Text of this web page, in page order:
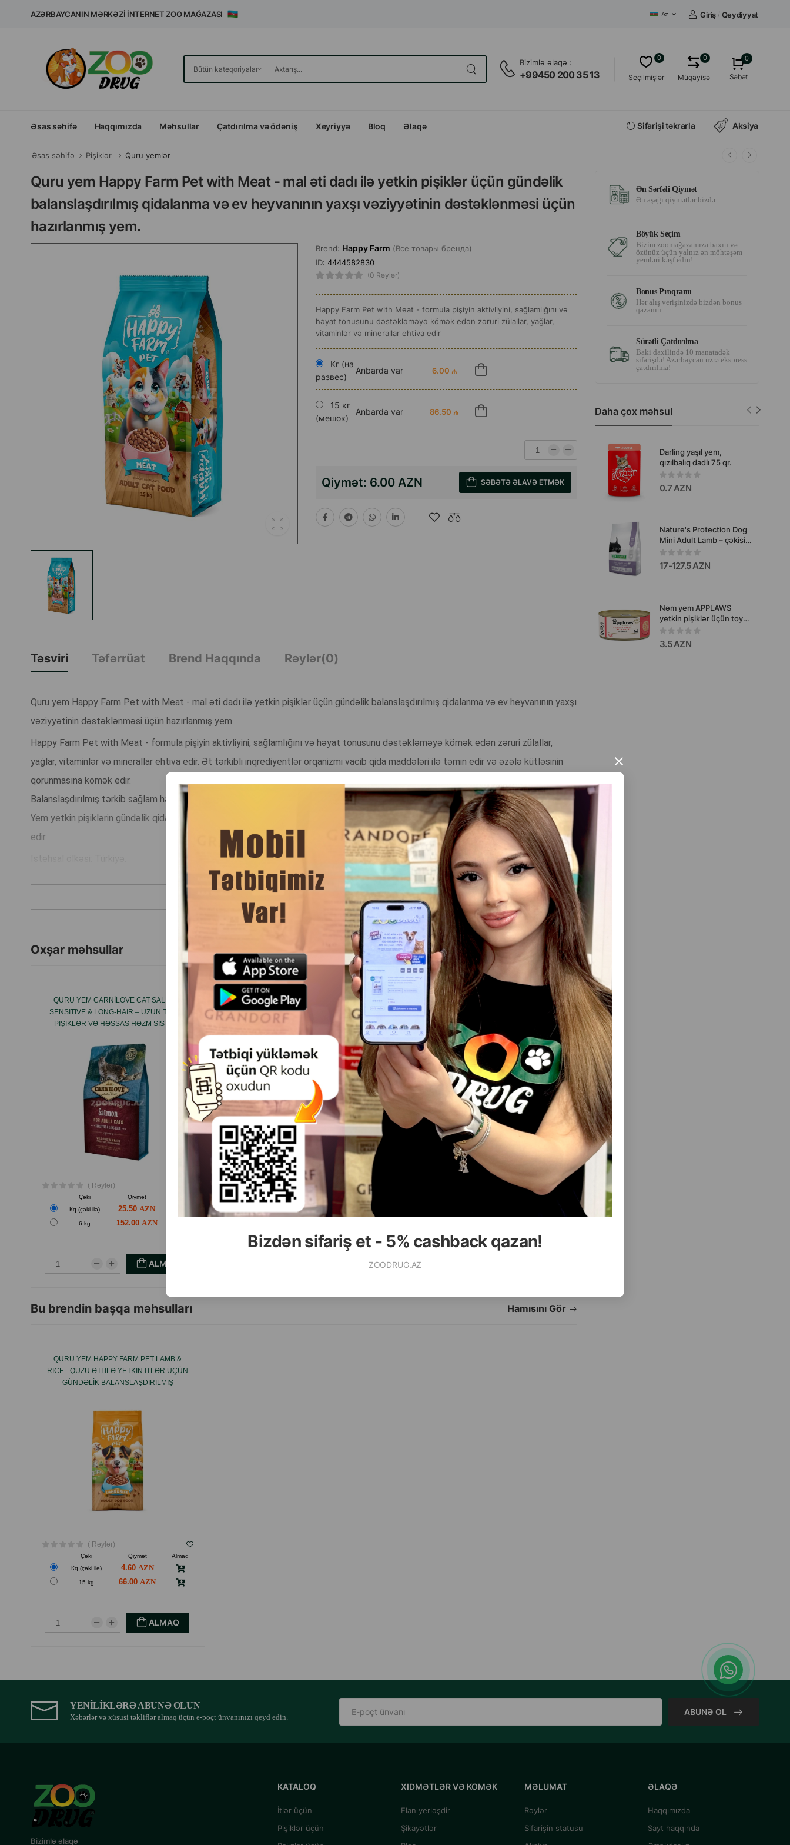
Bizdən sifariş et - 5% cashback qazan!
ZOODRUG.AZ
×
AZƏRBAYCANIN MƏRKƏZI İNTERNET ZOO MAĞAZASI Az Giriş / Qeydiyyat
Bizimlə əlaqə :
+99450 200 35 13 Seçilmişlər
0
Müqayisə
0 0
Səbət
Əsas səhifə Haqqımızda Məhsullar Çatdırılma və ödəniş Xeyriyyə Bloq Əlaqə Sifarişi təkrarla Aksiya
Əsas səhifə Pişiklər Quru yemlər
Quru yem Happy Farm Pet with Meat - mal əti dadı ilə yetkin pişiklər üçün gündəlik
balanslaşdırılmış qidalanma və ev heyvanının yaxşı vəziyyətinin dəstəklənməsi üçün
hazırlanmış yem.
Brend: Happy Farm (Все товары бренда)
ID: 4444582830
(0 Rəylər)
Happy Farm Pet with Meat - formula pişiyin aktivliyini, sağlamlığını və
həyat tonusunu dəstəkləməyə kömək edən zəruri zülallar, yağlar,
vitaminlər və minerallar ehtiva edir
Кг (на
развес)
Anbarda var 6.00 ₼
15 кг
(мешок)
Anbarda var 86.50 ₼
Qiymət: 6.00 AZN SƏBƏTƏ ƏLAVƏ ETMƏK
Təsviri Təfərrüat Brend Haqqında Rəylər(0)
Quru yem Happy Farm Pet with Meat - mal əti dadı ilə yetkin pişiklər üçün gündəlik balanslaşdırılmış qidalanma və ev heyvanının yaxşı
vəziyyətinin dəstəklənməsi üçün hazırlanmış yem.
Happy Farm Pet with Meat - formula pişiyin aktivliyini, sağlamlığını və həyat tonusunu dəstəkləməyə kömək edən zəruri zülallar,
yağlar, vitaminlər və minerallar ehtiva edir. Ət tərkibli inqrediyentlər orqanizmi vacib qida maddələri ilə təmin edir və əzələ kütləsinin
qorunmasına kömək edir.
Balanslaşdırılmış tərkib sağlam həzmi, güclü immuniteti, həmçinin dərinin və tüklərin yaxşı vəziyyətini dəstəkləməyə kömək edir.
Yem yetkin pişiklərin gündəlik qidalanması üçün uyğundur və onların aktivliyinin, eləcə də əla ümumi vəziyyətinin qorunmasına kömək
edir.
Oxşar məhsullar Hamısını Gör
QURU YEM CARNILOVE CAT SALMON
SENSITIVE & LONG-HAIR – UZUN TÜKLÜ
PIŞIKLƏR VƏ HƏSSAS HƏZM SISTEMI
TAXILSIZ QIZILBALIQLI YEM.
( Rəylər)
Çəki Qiymət
Кq (çəki ilə)
25.50
6 kg 152.00
ALMAQ
HAPPY CAT CULINARY ADULT WEIDE
LAMM – FERMADA YETIŞDIRILƏN QUZU
ƏTINDƏN HAZIRLANMIŞ BÖYÜK PIŞIKLƏR
ÜÇÜN QURU YEM
( Rəylər)
Çəki Qiymət
Almaq
18.00
TOYUQ VƏ SIYƏNƏK BALIĞI DADLI ACANA
KITTEN CHICKEN WITH HERRING BALACA
PIŞIKLƏR ÜÇÜN QURU YEM, #714284
Almaq
MIO CAT ADULT WITH LAMB — BÖYÜKLƏR
Bu brendin başqa məhsulları Hamısını Gör
QURU YEM HAPPY FARM PET LAMB &
RICE - QUZU ƏTI ILƏ YETKIN ITLƏR ÜÇÜN
GÜNDƏLIK BALANSLAŞDIRILMIŞ
HAZIRLANMIŞ YEM.
( Rəylər)
Çəki Qiymət
Almaq
Кq (çəki ilə)
4.60
15 kg 66.00
ALMAQ
Ən Sərfəli Qiymət
Ən aşağı qiymətlər bizdə
Böyük Seçim
Bizim zoomağazamıza baxın və
özünüz üçün yalnız ən möhtəşəm
yemləri kəşf edin!
Bonus Proqramı
Hər alış verişinizdə bizdən bonus
qazanın
Sürətli Çatdırılma
Baki daxilində 10 manatadək
sifarişdə! Azərbaycan üzrə ekspress
çatdırılma!
Daha çox məhsul
Darling yaşıl yem,
qızılbalıq dadlı 75 qr.
0.7 AZN
Nature's Protection Dog
Mini Adult Lamb – çəkisi
1–10 kq olan xırda cins
böyüklər üçün quzu
ətindən hazırlanmış tam
17-127.5 AZN
Nəm yem APPLAWS
yetkin pişiklər üçün toyuq
və ördək əti ilə 70 q.
3.5 AZN
YENILIKLƏRƏ ABUNƏ OLUN
Xəbərlər və xüsusi təkliflər almaq üçün e-poçt ünvanınızı qeyd edin.
ABUNƏ OL
Bizimlə əlaqə
KATALOQ
İtlər üçün
Pişiklər üçün
XIDMƏTLƏR VƏ KÖMƏK
Elan yerləşdir
Şikayətlər
MƏLUMAT
Rəylər
Sifarişin statusu
ƏLAQƏ
Haqqımızda
Sayt haqqında